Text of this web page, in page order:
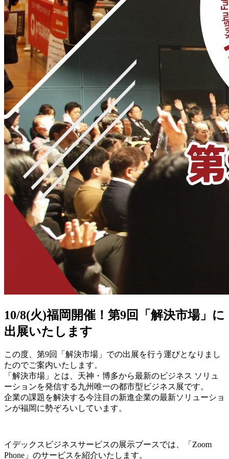
10/8(火)福岡開催！第9回「解決市場」に
出展いたします
この度、第9回「解決市場」での出展を行う運びとなりまし
たのでご案内いたします。
「解決市場」とは、天神・博多から最新のビジネス ソリュ
ーションを発信する九州唯一の都市型ビジネス展です。
企業の課題を解決する今注目の新進企業の最新ソリューショ
ンが福岡に勢ぞろいしています。
イデックスビジネスサービスの展示ブースでは、「Zoom
Phone」のサービスを紹介いたします。